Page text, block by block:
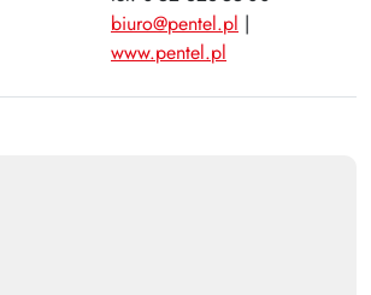
biuro@pentel.pl |
www.pentel.pl